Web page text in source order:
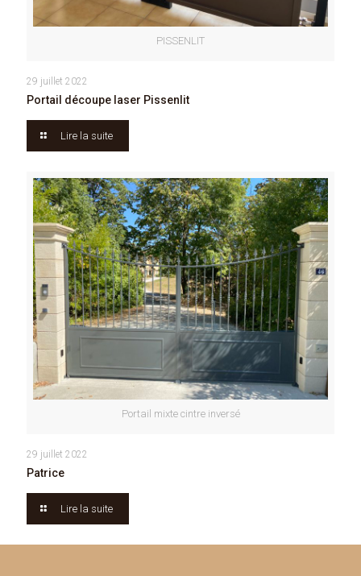
PISSENLIT
29 juillet 2022
Portail découpe laser Pissenlit
Lire la suite
Portail mixte cintre inversé
29 juillet 2022
Patrice
Lire la suite